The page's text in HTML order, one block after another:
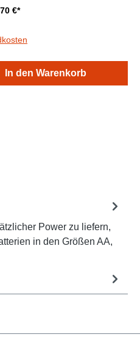
€*
den gewünschten
In den Warenkorb
Power zu liefern,
in den Größen AA,